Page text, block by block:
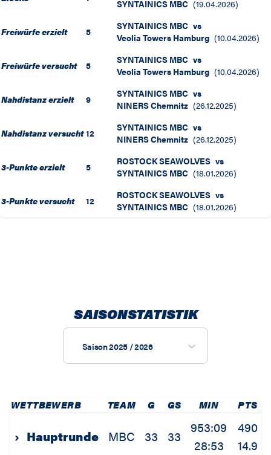
SYNTAINICS MBC (19.04.2026)
Freiwürfe erzielt 5 SYNTAINICS MBC vs
Veolia Towers Hamburg (10.04.2026)
Freiwürfe versucht 5 SYNTAINICS MBC vs
Veolia Towers Hamburg (10.04.2026)
Nahdistanz erzielt 9 SYNTAINICS MBC vs
NINERS Chemnitz (26.12.2025)
Nahdistanz versucht 12 SYNTAINICS MBC vs
NINERS Chemnitz (26.12.2025)
3-Punkte erzielt 5 ROSTOCK SEAWOLVES vs
SYNTAINICS MBC (18.01.2026)
3-Punkte versucht 12 ROSTOCK SEAWOLVES vs
SYNTAINICS MBC (18.01.2026)
SAISONSTATISTIK
Saison 2025 / 2026
WETTBEWERB TEAM G GS MIN PTS
› Hauptrunde MBC 33 33
953:09
28:53
490
14.9